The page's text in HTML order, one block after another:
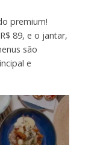
premium!
89, e o jantar,
são
e